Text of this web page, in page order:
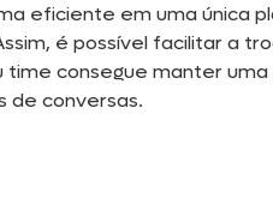
eficiente em uma única
é possível facilitar a
consegue manter
de conversas.